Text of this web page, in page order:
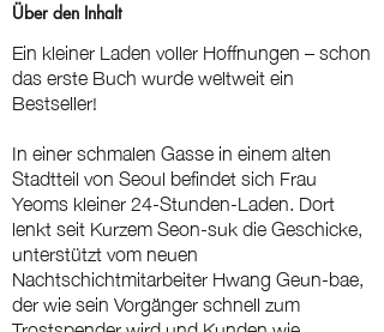
Über den Inhalt
Ein kleiner Laden voller Hoffnungen – schon
das erste Buch wurde weltweit ein
Bestseller!
In einer schmalen Gasse in einem alten
Stadtteil von Seoul befindet sich Frau
Yeoms kleiner 24-Stunden-Laden. Dort
lenkt seit Kurzem Seon-suk die Geschicke,
unterstützt vom neuen
Nachtschichtmitarbeiter Hwang Geun-bae,
der wie sein Vorgänger schnell zum